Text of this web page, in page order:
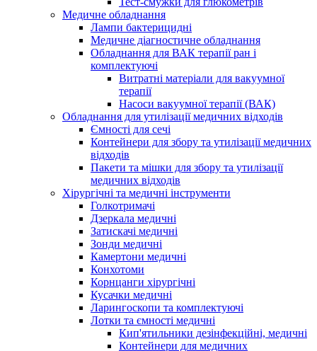
Медичне обладнання
Лампи бактерицидні
Медичне діагностичне обладнання
Обладнання для ВАК терапії ран і
комплектуючі
Витратні матеріали для вакуумної
терапії
Насоси вакуумної терапії (ВАК)
Обладнання для утилізації медичних відходів
Ємності для сечі
Контейнери для збору та утилізації медичних
відходів
Пакети та мішки для збору та утилізації
медичних відходів
Хірургічні та медичні інструменти
Голкотримачі
Дзеркала медичні
Затискачі медичні
Зонди медичні
Камертони медичні
Конхотоми
Корнцанги хірургічні
Кусачки медичні
Ларингоскопи та комплектуючі
Лотки та ємності медичні
Кип'ятильники дезінфекційні, медичні
Контейнери для медичних